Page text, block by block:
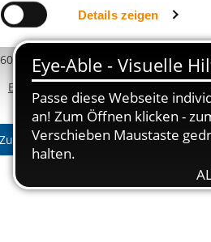
Cookie-
Sie:
setzen wir
Details zeigen
Bielefeld
76 (im Freizeitzentrum
Bielefeld
Telefonnummer
E-Mail an Freiwilligendienste Bielefeld
E-Mail schreiben
Zum Standort